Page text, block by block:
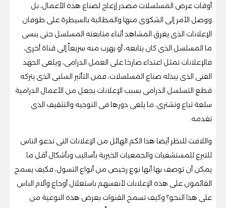
أوقات عرض المسلسلات مصدر إزعاج لصناع هذه الأعمال، بل
ووصل الأمر إلى الشكوى منها والمطالبة بالسيطرة على طوفان
الإعلانات الذى يغرق المشاهد أثناء متابعته المسلسل حتى ينسى
ما المسلسل الذى كان يتابعه، أو يهرب منه سريعاً إلى قناة أخرى،
فالإعلانات تمثل اعتداء صارخا على العمل الدرامى، ويلغى الجهد
الفنى الذى يبذله صناع المسلسلات، فمن التأثير السلبى الذى يتركه
قطع التسلسل الدرامى بسبب الإعلانات يجعل من الأعمال الدرامية
سلعة تباع وتشترى، ما يلغى دورها فى التوجيه والتثقيف الذى
تقدمه.
واللافت للنظر أيضا هذا الكم الهائل من الإعلانات التى تدعو الناس
للتبرع للمستشفيات والجمعيات الخيرية بأساليب وبأشكال أقل ما
يمكن أن توصف بها أنها نوع رخيص من أنواع التسول، فكيف يسمح
القائمون على هذه الإعلانات لأنفسهم باستغلال أوجاع وآلام الناس
على هذا النحو؟ وكيف تسمح القنوات بعرض هذه النوعية من